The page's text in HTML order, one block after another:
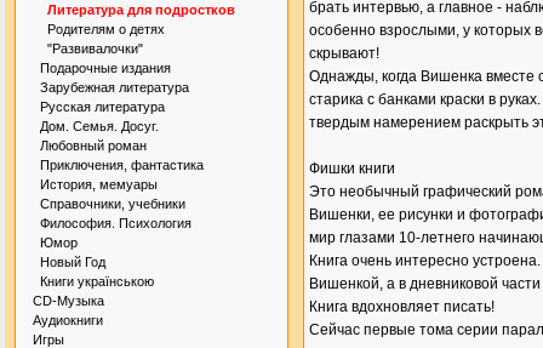
Литература для подростков
Родителям о детях
"Развивалочки"
Подарочные издания
Зарубежная литература
Русская литература
Дом. Семья. Досуг.
Любовный роман
Приключения, фантастика
История, мемуары
Справочники, учебники
Философия. Психология
Юмор
Новый Год
Книги українською
CD-Музыка
Аудиокниги
Игры
брать интервью, а главное -
особенно взрослыми, у которых
скрывают!
Однажды, когда Вишенка вместе
старика с банками краски в
твердым намерением раскрыть
Фишки книги
Это необычный графический
Вишенки, ее рисунки и
мир глазами 10-летнего
Книга очень интересно
Вишенкой, а в дневниковой
Книга вдохновляет писать!
Сейчас первые тома серии